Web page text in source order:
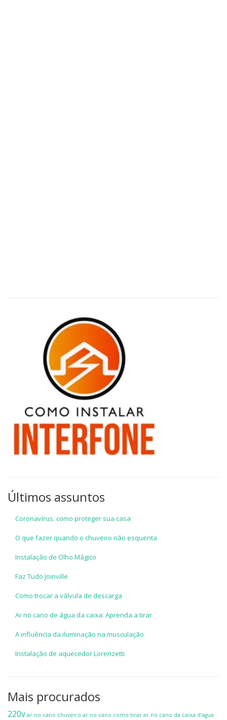
Últimos assuntos
Coronavírus: como proteger sua casa
O que fazer quando o chuveiro não esquenta
Instalação de Olho Mágico
Faz Tudo Joinville
Como trocar a válvula de descarga
Ar no cano de água da caixa: Aprenda a tirar
A influência da iluminação na musculação
Instalação de aquecedor Lorenzetti
Mais procurados
220v ar no cano chuveiro ar no cano como tirar ar no cano da caixa d'agua